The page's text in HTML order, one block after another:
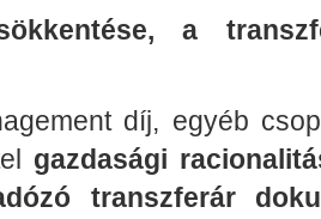
a
díj, egyéb
gazdasági
transzferár